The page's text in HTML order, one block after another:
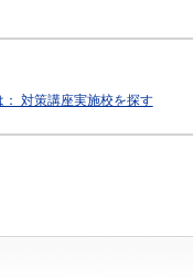
： 対策講座実施校を探す